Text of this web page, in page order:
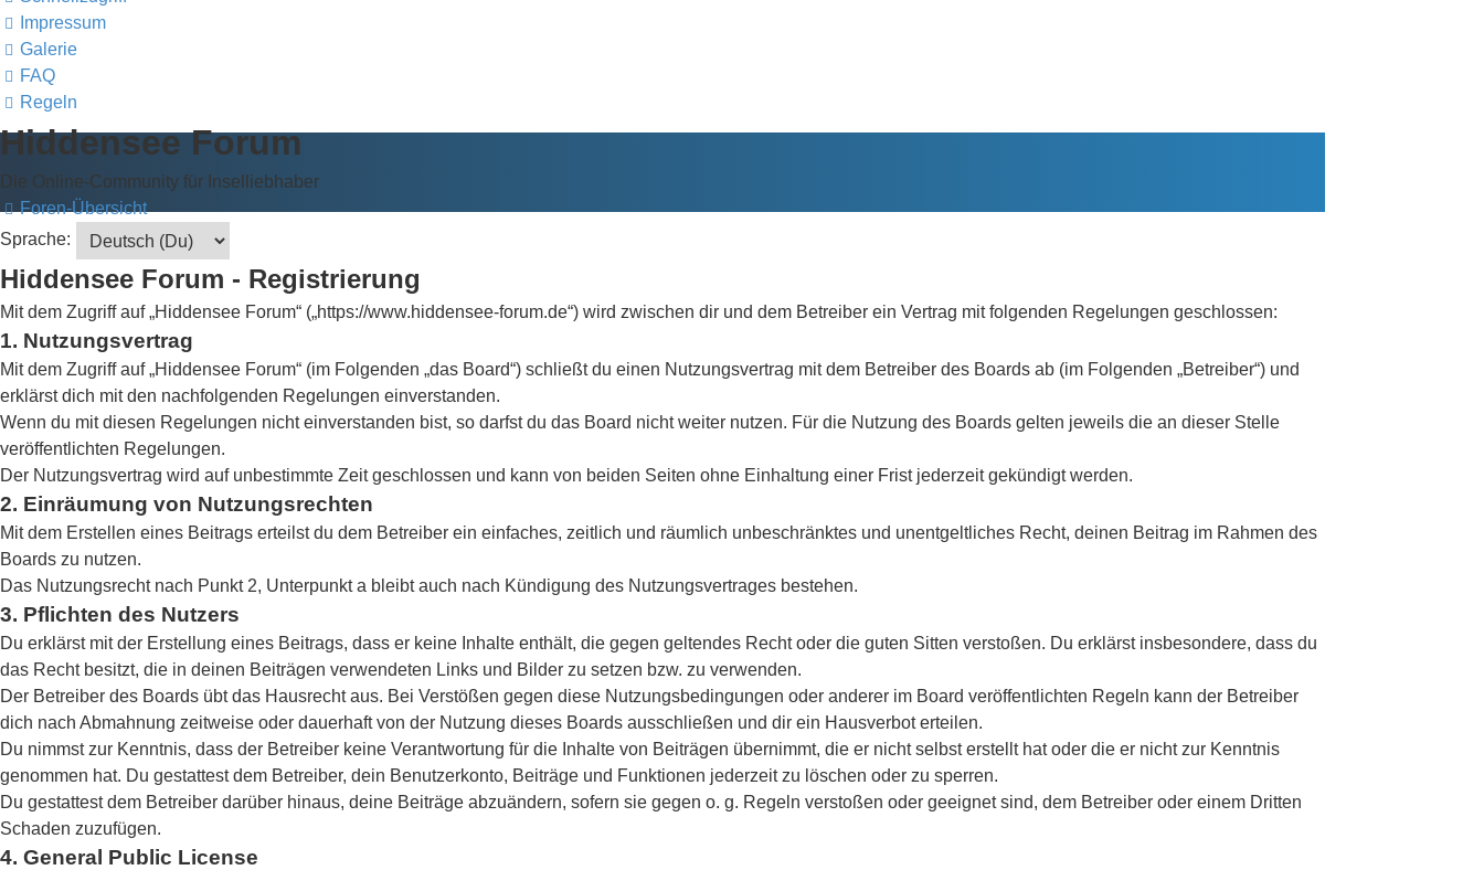
Impressum
Galerie
FAQ
Regeln
Hiddensee Forum
Die Online-Community für Inselliebhaber
Foren-Übersicht
Sprache:
Hiddensee Forum - Registrierung
Mit dem Zugriff auf „Hiddensee Forum“ („https://www.hiddensee-forum.de“) wird zwischen dir und dem Betreiber ein Vertrag mit folgenden Regelungen geschlossen:
1. Nutzungsvertrag
Mit dem Zugriff auf „Hiddensee Forum“ (im Folgenden „das Board“) schließt du einen Nutzungsvertrag mit dem Betreiber des Boards ab (im Folgenden „Betreiber“) und
erklärst dich mit den nachfolgenden Regelungen einverstanden.
Wenn du mit diesen Regelungen nicht einverstanden bist, so darfst du das Board nicht weiter nutzen. Für die Nutzung des Boards gelten jeweils die an dieser Stelle
veröffentlichten Regelungen.
Der Nutzungsvertrag wird auf unbestimmte Zeit geschlossen und kann von beiden Seiten ohne Einhaltung einer Frist jederzeit gekündigt werden.
2. Einräumung von Nutzungsrechten
Mit dem Erstellen eines Beitrags erteilst du dem Betreiber ein einfaches, zeitlich und räumlich unbeschränktes und unentgeltliches Recht, deinen Beitrag im Rahmen des
Boards zu nutzen.
Das Nutzungsrecht nach Punkt 2, Unterpunkt a bleibt auch nach Kündigung des Nutzungsvertrages bestehen.
3. Pflichten des Nutzers
Du erklärst mit der Erstellung eines Beitrags, dass er keine Inhalte enthält, die gegen geltendes Recht oder die guten Sitten verstoßen. Du erklärst insbesondere, dass du
das Recht besitzt, die in deinen Beiträgen verwendeten Links und Bilder zu setzen bzw. zu verwenden.
Der Betreiber des Boards übt das Hausrecht aus. Bei Verstößen gegen diese Nutzungsbedingungen oder anderer im Board veröffentlichten Regeln kann der Betreiber
dich nach Abmahnung zeitweise oder dauerhaft von der Nutzung dieses Boards ausschließen und dir ein Hausverbot erteilen.
Du nimmst zur Kenntnis, dass der Betreiber keine Verantwortung für die Inhalte von Beiträgen übernimmt, die er nicht selbst erstellt hat oder die er nicht zur Kenntnis
genommen hat. Du gestattest dem Betreiber, dein Benutzerkonto, Beiträge und Funktionen jederzeit zu löschen oder zu sperren.
Du gestattest dem Betreiber darüber hinaus, deine Beiträge abzuändern, sofern sie gegen o. g. Regeln verstoßen oder geeignet sind, dem Betreiber oder einem Dritten
Schaden zuzufügen.
4. General Public License